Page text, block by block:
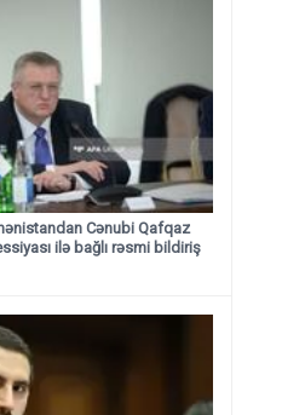
Cənubi Qafqaz
ilə bağlı rəsmi bildiriş